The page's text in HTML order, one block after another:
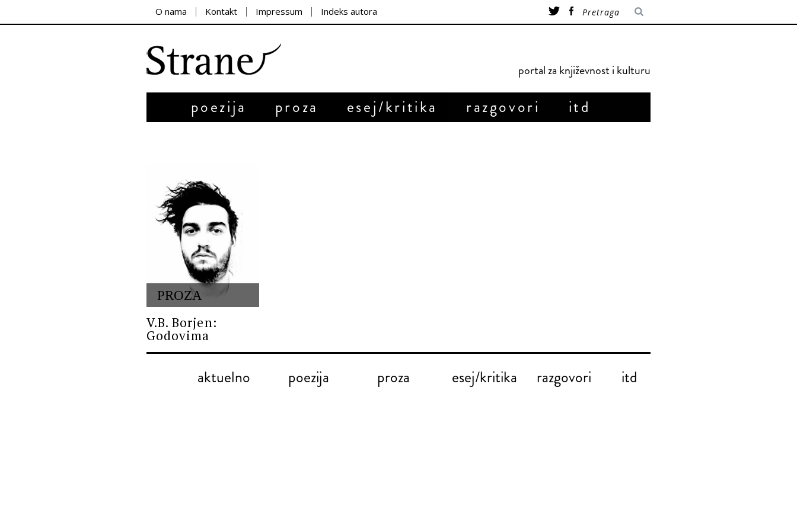
O nama Kontakt Impressum Indeks autora
portal za književnost i kulturu
poezija proza esej/kritika razgovori itd
PROZA
V.B. Borjen:
Godovima
aktuelno poezija proza esej/kritika razgovori itd